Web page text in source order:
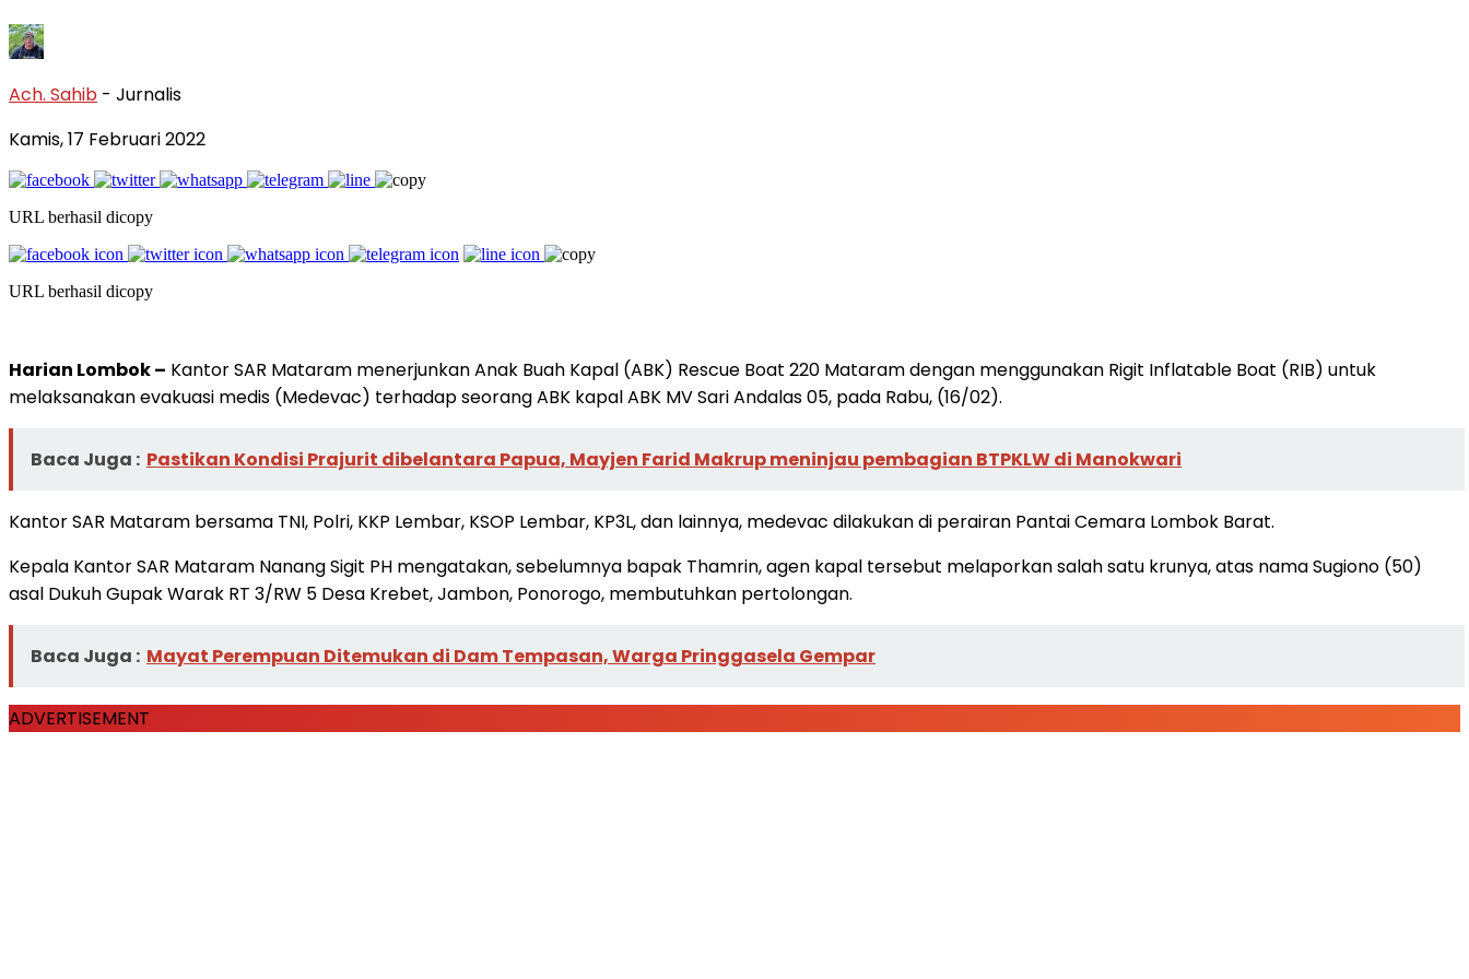
Ach. Sahib - Jurnalis
Kamis, 17 Februari 2022
URL berhasil dicopy
URL berhasil dicopy
Harian Lombok – Kantor SAR Mataram menerjunkan Anak Buah Kapal (ABK) Rescue Boat 220 Mataram dengan menggunakan Rigit Inflatable Boat (RIB) untuk
melaksanakan evakuasi medis (Medevac) terhadap seorang ABK kapal ABK MV Sari Andalas 05, pada Rabu, (16/02).
Baca Juga : Pastikan Kondisi Prajurit dibelantara Papua, Mayjen Farid Makrup meninjau pembagian BTPKLW di Manokwari
Kantor SAR Mataram bersama TNI, Polri, KKP Lembar, KSOP Lembar, KP3L, dan lainnya, medevac dilakukan di perairan Pantai Cemara Lombok Barat.
Kepala Kantor SAR Mataram Nanang Sigit PH mengatakan, sebelumnya bapak Thamrin, agen kapal tersebut melaporkan salah satu krunya, atas nama Sugiono (50)
asal Dukuh Gupak Warak RT 3/RW 5 Desa Krebet, Jambon, Ponorogo, membutuhkan pertolongan.
Baca Juga : Mayat Perempuan Ditemukan di Dam Tempasan, Warga Pringgasela Gempar
ADVERTISEMENT